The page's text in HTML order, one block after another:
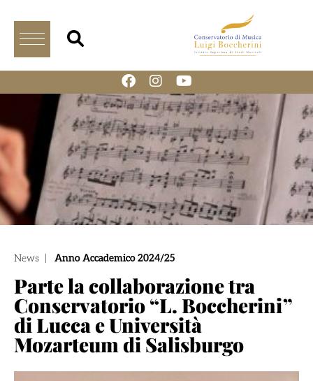
News Anno Accademico 2024/25
Parte la collaborazione tra
Conservatorio “L. Boccherini”
di Lucca e Università
Mozarteum di Salisburgo